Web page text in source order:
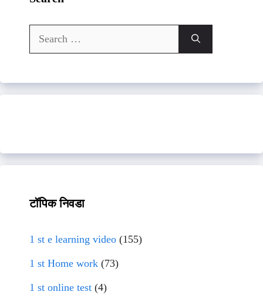
Search
for:
टॉपिक निवडा
1 st e learning video (155)
1 st Home work (73)
1 st online test (4)